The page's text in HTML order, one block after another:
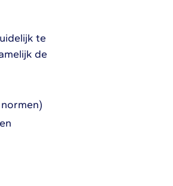
te
de